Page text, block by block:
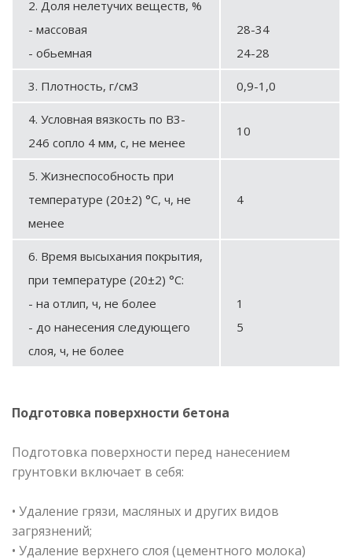
2. Доля нелетучих веществ, %
- массовая
- обьемная
28-34
24-28
3. Плотность, г/см3 0,9-1,0
4. Условная вязкость по В3-
246 сопло 4 мм, с, не менее
10
5. Жизнеспособность при
температуре (20±2) °С, ч, не
менее
4
6. Время высыхания покрытия,
при температуре (20±2) °С:
- на отлип, ч, не более
- до нанесения следующего
слоя, ч, не более
1
5
Подготовка поверхности бетона
Подготовка поверхности перед нанесением
грунтовки включает в себя:
• Удаление грязи, масляных и других видов
загрязнений;
• Удаление верхнего слоя (цементного молока)